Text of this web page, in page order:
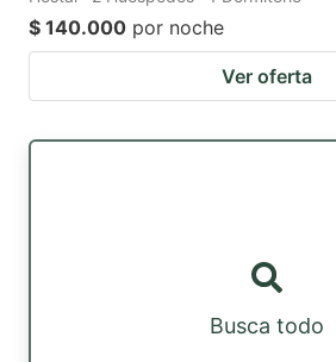
$ 140.000 por noche
Ver oferta
Busca todo